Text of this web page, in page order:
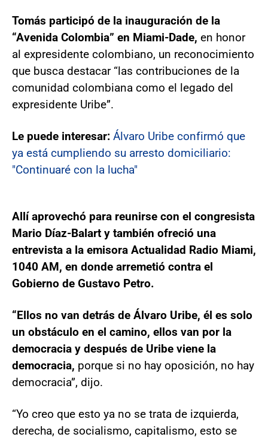
Tomás participó de la inauguración de la
“Avenida Colombia” en Miami-Dade, en honor
al expresidente colombiano, un reconocimiento
que busca destacar “las contribuciones de la
comunidad colombiana como el legado del
expresidente Uribe”.
Le puede interesar: Álvaro Uribe confirmó que
ya está cumpliendo su arresto domiciliario:
"Continuaré con la lucha"
Allí aprovechó para reunirse con el congresista
Mario Díaz-Balart y también ofreció una
entrevista a la emisora Actualidad Radio Miami,
1040 AM, en donde arremetió contra el
Gobierno de Gustavo Petro.
“Ellos no van detrás de Álvaro Uribe, él es solo
un obstáculo en el camino, ellos van por la
democracia y después de Uribe viene la
democracia, porque si no hay oposición, no hay
democracia”, dijo.
“Yo creo que esto ya no se trata de izquierda,
derecha, de socialismo, capitalismo, esto se